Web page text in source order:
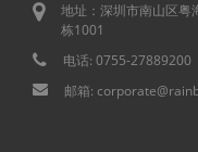
地址：深圳市南山区粤
栋1001
电话: 0755-27889200
邮箱: